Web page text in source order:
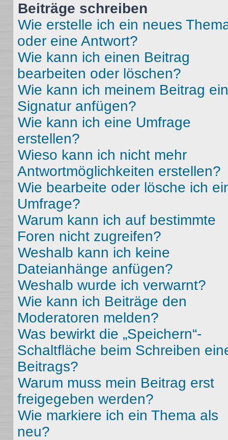
Beiträge schreiben
Wie erstelle ich ein neues
oder eine Antwort?
Wie kann ich einen Beitrag
bearbeiten oder löschen?
Wie kann ich meinem Beitrag
Signatur anfügen?
Wie kann ich eine Umfrage
erstellen?
Wieso kann ich nicht mehr
Antwortmöglichkeiten erstellen?
Wie bearbeite oder lösche ich
Umfrage?
Warum kann ich auf bestimmte
Foren nicht zugreifen?
Weshalb kann ich keine
Dateianhänge anfügen?
Weshalb wurde ich verwarnt?
Wie kann ich Beiträge den
Moderatoren melden?
Was bewirkt die „Speichern“-
Schaltfläche beim Schreiben
Beitrags?
Warum muss mein Beitrag erst
freigegeben werden?
Wie markiere ich ein Thema als
neu?